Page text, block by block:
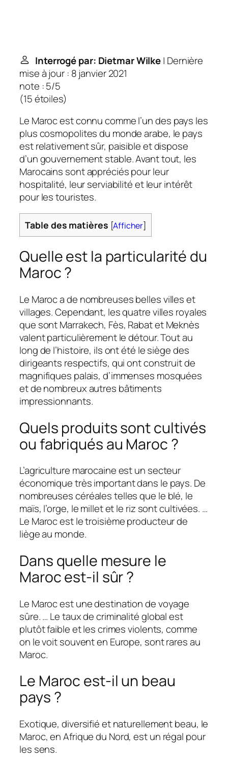
Interrogé par: Dietmar Wilke| Dernière
mise à jour : 8 janvier 2021
note : 5/5
(15 étoiles)
Le Maroc est connu comme l’un des pays les
plus cosmopolites du monde arabe, le pays
est relativement sûr, paisible et dispose
d’un gouvernement stable. Avant tout, les
Marocains sont appréciés pour leur
hospitalité, leur serviabilité et leur intérêt
pour les touristes.
Table des matières [Afficher]
Quelle est la particularité du
Maroc ?
Le Maroc a de nombreuses belles villes et
villages. Cependant, les quatre villes royales
que sont Marrakech, Fès, Rabat et Meknès
valent particulièrement le détour. Tout au
long de l’histoire, ils ont été le siège des
dirigeants respectifs, qui ont construit de
magnifiques palais, d’immenses mosquées
et de nombreux autres bâtiments
impressionnants.
Quels produits sont cultivés
ou fabriqués au Maroc ?
L’agriculture marocaine est un secteur
économique très important dans le pays. De
nombreuses céréales telles que le blé, le
maïs, l’orge, le millet et le riz sont cultivées. …
Le Maroc est le troisième producteur de
liège au monde.
Dans quelle mesure le
Maroc est-il sûr ?
Le Maroc est une destination de voyage
sûre. … Le taux de criminalité global est
plutôt faible et les crimes violents, comme
on le voit souvent en Europe, sont rares au
Maroc.
Le Maroc est-il un beau
pays ?
Exotique, diversifié et naturellement beau, le
Maroc, en Afrique du Nord, est un régal pour
les sens.